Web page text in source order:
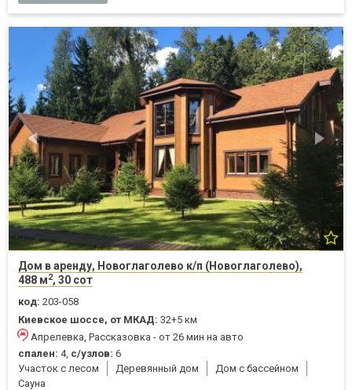
Дом в аренду, Новоглаголево к/п (Новоглаголево),
488 м2, 30 сот
код: 203-058
Киевское шоссе, от МКАД: 32+5 км
Апрелевка, Рассказовка - от 26 мин на авто
спален: 4, с/узлов: 6
Участок с лесом
Деревянный дом
Дом с бассейном
Cауна